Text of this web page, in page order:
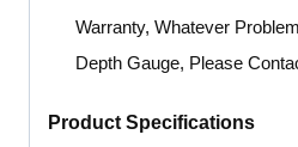
Warranty, Whatever
Depth Gauge, Please
Product Specifications